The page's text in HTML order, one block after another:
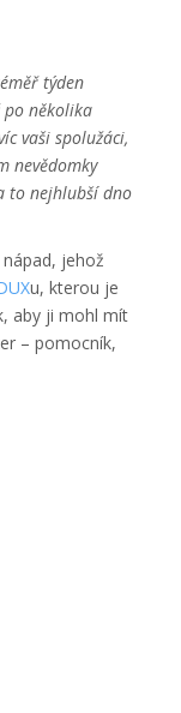
týden
po několika
vaši spolužáci,
nevědomky
to nejhlubší dno
jehož
u, kterou je
aby ji mohl mít
– pomocník,